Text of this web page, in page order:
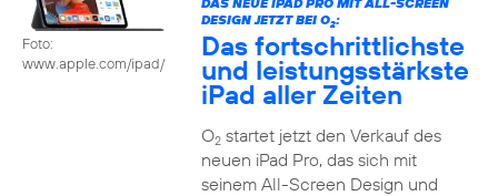
Foto:
www.apple.com/ipad/
DESIGN JETZT BEI O2:
Das fortschrittlichste
und leistungsstärkste
iPad aller Zeiten
O2startet jetzt den Verkauf des
neuen iPad Pro, das sich mit
seinem All-Screen Design und